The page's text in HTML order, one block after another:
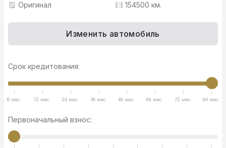
Оригинал
154500 км.
Изменить автомобиль
Срок кредитования:
6 мес. 12 мес. 24 мес. 36 мес. 48 мес. 64 мес. 72 мес. 84 мес.
Первоначальный взнос: